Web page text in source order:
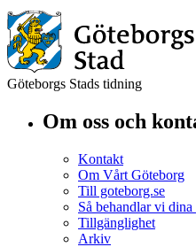
Göteborgs Stads tidning
Om oss och
Kontakt
Om Vårt Göteborg
Till goteborg.se
Så behandlar vi
Tillgänglighet
Arkiv